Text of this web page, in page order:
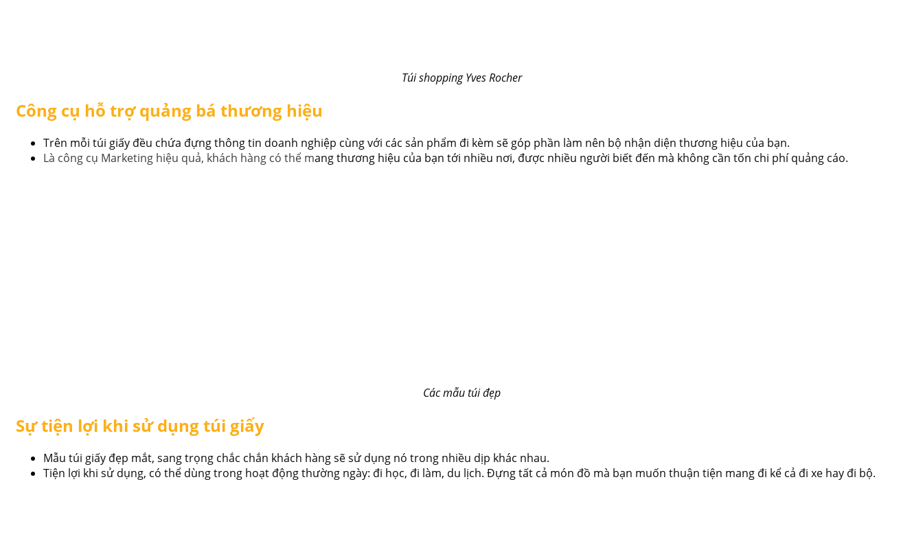
Túi shopping Yves Rocher
Công cụ hỗ trợ quảng bá thương hiệu
Trên mỗi túi giấy đều chứa đựng thông tin doanh nghiệp cùng với các sản phẩm đi kèm sẽ góp phần làm nên bộ nhận diện thương hiệu của bạn.
Là công cụ Marketing hiệu quả, khách hàng có thể mang thương hiệu của bạn tới nhiều nơi, được nhiều người biết đến mà không cần tốn chi phí quảng cáo.
Các mẫu túi đẹp
Sự tiện lợi khi sử dụng túi giấy
Mẫu túi giấy đẹp mắt, sang trọng chắc chắn khách hàng sẽ sử dụng nó trong nhiều dịp khác nhau.
Tiện lợi khi sử dụng, có thể dùng trong hoạt động thường ngày: đi học, đi làm, du lịch. Đựng tất cả món đồ mà bạn muốn thuận tiện mang đi kể cả đi xe hay đi bộ.